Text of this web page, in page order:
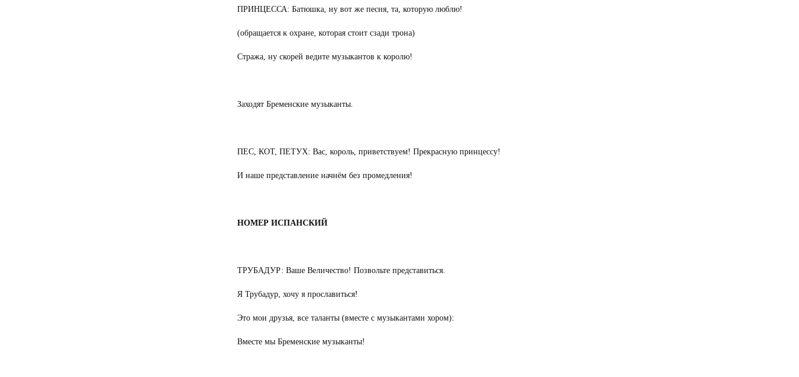
ПРИНЦЕССА: Батюшка, ну вот же песня, та, которую люблю!
(обращается к охране, которая стоит сзади трона)
Стража, ну скорей ведите музыкантов к королю!
Заходят Бременские музыканты.
ПЕС, КОТ, ПЕТУХ: Вас, король, приветствуем! Прекрасную принцессу!
И наше представление начнём без промедления!
НОМЕР ИСПАНСКИЙ
ТРУБАДУР: Ваше Величество! Позвольте представиться.
Я Трубадур, хочу я прославиться!
Это мои друзья, все таланты (вместе с музыкантами хором):
Вместе мы Бременские музыканты!